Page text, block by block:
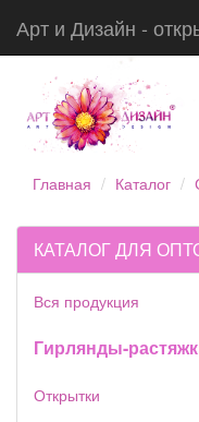
Арт и Дизайн -
Главная Каталог
КАТАЛОГ ДЛЯ
Вся продукция
Гирлянды-
Открытки